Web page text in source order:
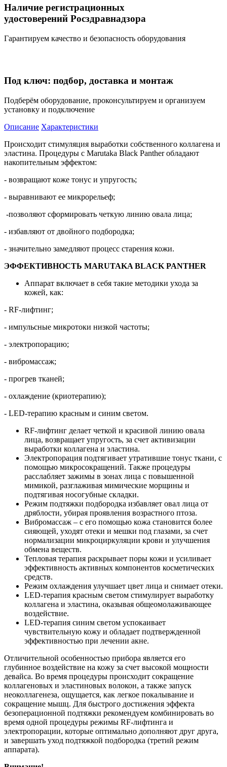
Наличие регистрационных
удостоверений Росздравнадзора
Гарантируем качество и безопасность оборудования
Под ключ: подбор, доставка и монтаж
Подберём оборудование, проконсультируем и организуем
установку и подключение
Описание Характеристики
Происходит стимуляция выработки собственного коллагена и
эластина. Процедуры с Marutaka Black Panther обладают
накопительным эффектом:
- возвращают коже тонус и упругость;
- выравнивают ее микрорельеф;
-позволяют сформировать четкую линию овала лица;
- избавляют от двойного подбородка;
- значительно замедляют процесс старения кожи.
ЭФФЕКТИВНОСТЬ MARUTAKA BLACK PANTHER
Аппарат включает в себя такие методики ухода за
кожей, как:
- RF-лифтинг;
- импульсные микротоки низкой частоты;
- электропорацию;
- вибромассаж;
- прогрев тканей;
- охлаждение (криотерапию);
- LED-терапию красным и синим светом.
RF-лифтинг делает четкой и красивой линию овала
лица, возвращает упругость, за счет активизации
выработки коллагена и эластина.
Электропорация подтягивает утратившие тонус ткани, с
помощью микросокращений. Также процедуры
расслабляет зажимы в зонах лица с повышенной
мимикой, разглаживая мимические морщины и
подтягивая носогубные складки.
Режим подтяжки подбородка избавляет овал лица от
дряблости, убирая проявления возрастного птоза.
Вибромассаж – с его помощью кожа становится более
сияющей, уходят отеки и мешки под глазами, за счет
нормализации микроциркуляции крови и улучшения
обмена веществ.
Тепловая терапия раскрывает поры кожи и усиливает
эффективность активных компонентов косметических
средств.
Режим охлаждения улучшает цвет лица и снимает отеки.
LED-терапия красным светом стимулирует выработку
коллагена и эластина, оказывая общеомолаживающее
воздействие.
LED-терапия синим светом успокаивает
чувствительную кожу и обладает подтвержденной
эффективностью при лечении акне.
Отличительной особенностью прибора является его
глубинное воздействие на кожу за счет высокой мощности
девайса. Во время процедуры происходит сокращение
коллагеновых и эластиновых волокон, а также запуск
неоколлагенеза, ощущается, как легкое покалывание и
сокращение мышц. Для быстрого достижения эффекта
безоперационной подтяжки рекомендуем комбинировать во
время одной процедуры режимы RF-лифтинга и
электропорации, которые оптимально дополняют друг друга,
и завершать уход подтяжкой подбородка (третий режим
аппарата).